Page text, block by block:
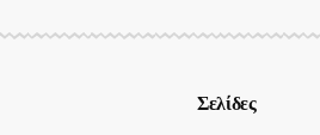
Σελίδες